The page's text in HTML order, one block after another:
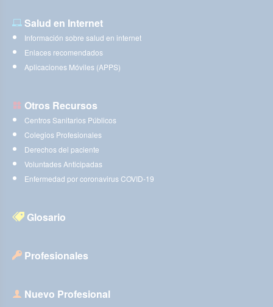
Salud en Internet
Información sobre salud en internet
Enlaces recomendados
Aplicaciones Móviles (APPS)
Otros Recursos
Centros Sanitarios Públicos
Colegios Profesionales
Derechos del paciente
Voluntades Anticipadas
Enfermedad por coronavirus COVID-19
Glosario
Profesionales
Nuevo Profesional